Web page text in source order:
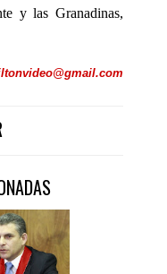
y las Granadinas,